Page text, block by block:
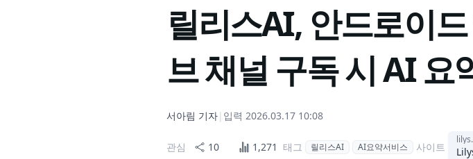
릴리스AI, 안드로이
브 채널 구독 시 AI 요
서아림 기자| 입력 2026.03.17 10:08
관심 10 1,271 태그 릴리스AI AI요약서비스 사이트